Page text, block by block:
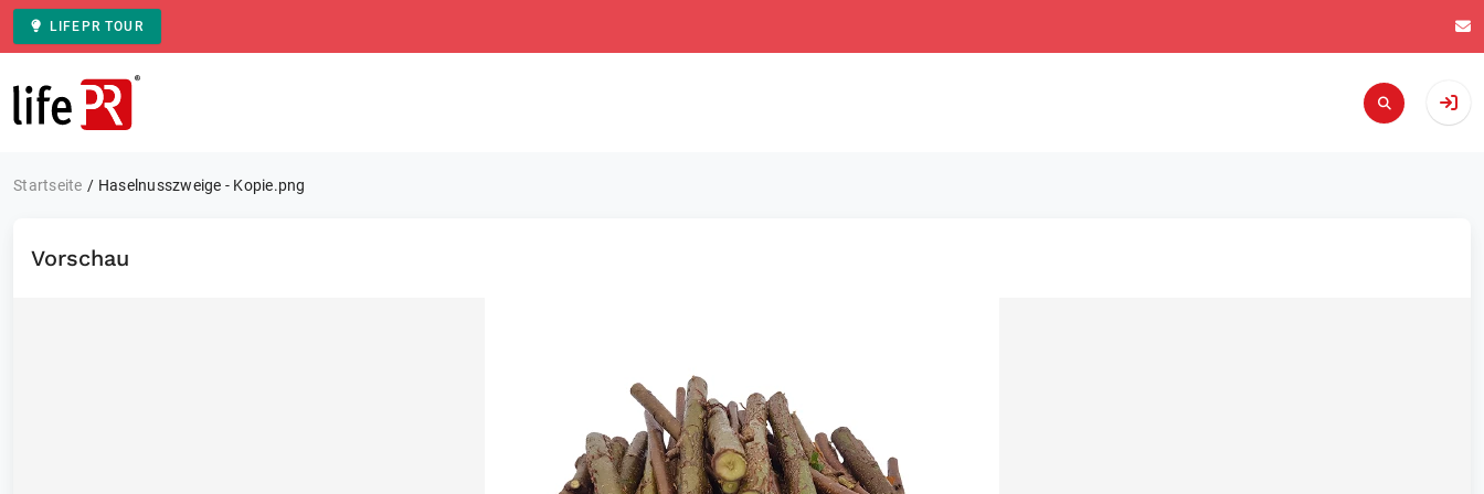
LIFEPR TOUR
Zur Startseite
Startseite Haselnusszweige - Kopie.png
Vorschau